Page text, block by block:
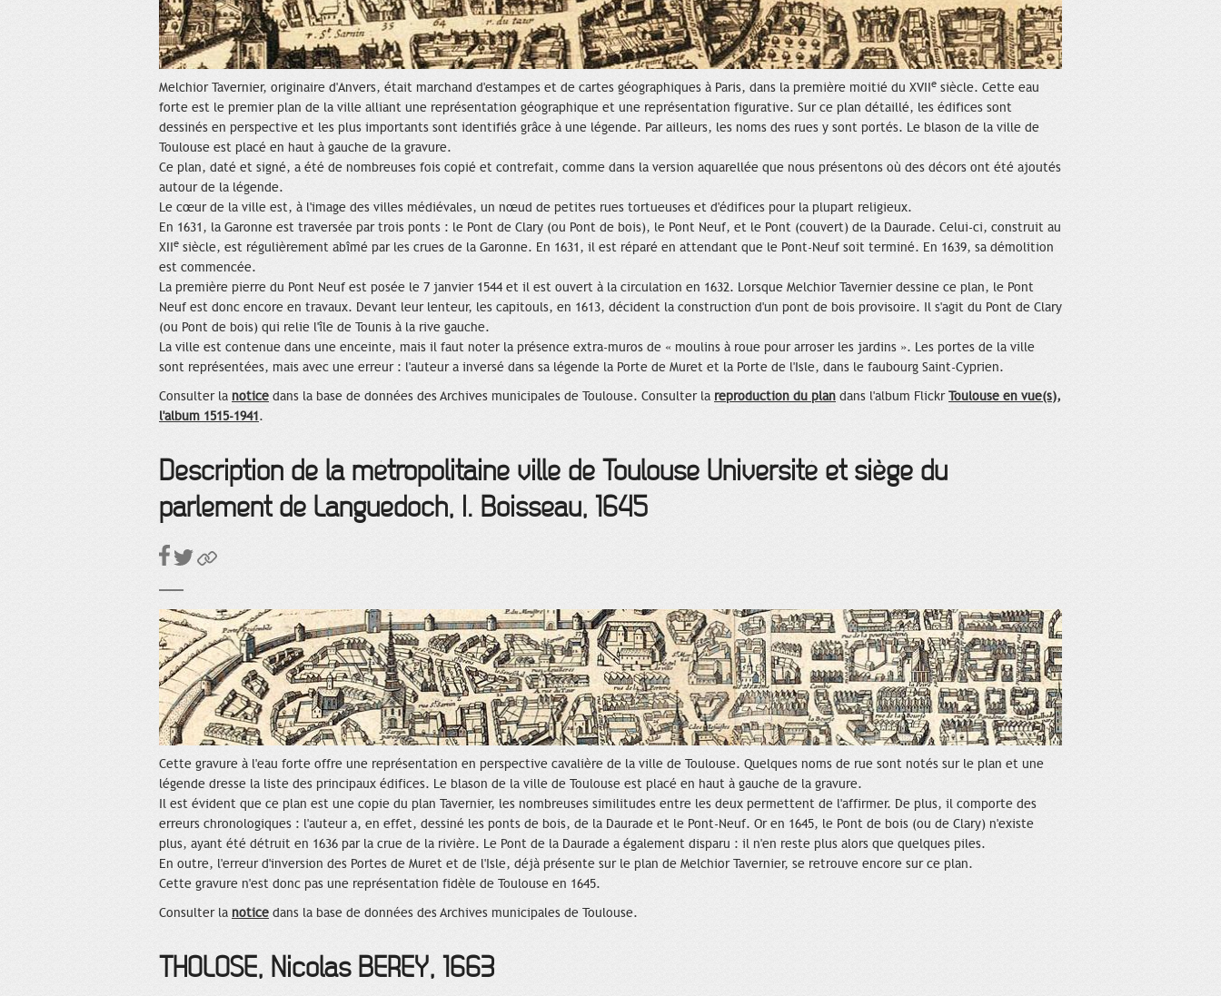
Melchior Tavernier, originaire d'Anvers, était marchand d'estampes et de cartes géographiques à Paris, dans la première moitié du XVIIe siècle. Cette eau
forte est le premier plan de la ville alliant une représentation géographique et une représentation figurative. Sur ce plan détaillé, les édifices sont
dessinés en perspective et les plus importants sont identifiés grâce à une légende. Par ailleurs, les noms des rues y sont portés. Le blason de la ville de
Toulouse est placé en haut à gauche de la gravure.
Ce plan, daté et signé, a été de nombreuses fois copié et contrefait, comme dans la version aquarellée que nous présentons où des décors ont été ajoutés
autour de la légende.
Le cœur de la ville est, à l'image des villes médiévales, un nœud de petites rues tortueuses et d'édifices pour la plupart religieux.
En 1631, la Garonne est traversée par trois ponts : le Pont de Clary (ou Pont de bois), le Pont Neuf, et le Pont (couvert) de la Daurade. Celui-ci, construit au
XIIe siècle, est régulièrement abîmé par les crues de la Garonne. En 1631, il est réparé en attendant que le Pont-Neuf soit terminé. En 1639, sa démolition
est commencée.
La première pierre du Pont Neuf est posée le 7 janvier 1544 et il est ouvert à la circulation en 1632. Lorsque Melchior Tavernier dessine ce plan, le Pont
Neuf est donc encore en travaux. Devant leur lenteur, les capitouls, en 1613, décident la construction d'un pont de bois provisoire. Il s'agit du Pont de Clary
(ou Pont de bois) qui relie l'île de Tounis à la rive gauche.
La ville est contenue dans une enceinte, mais il faut noter la présence extra-muros de « moulins à roue pour arroser les jardins ». Les portes de la ville
sont représentées, mais avec une erreur : l'auteur a inversé dans sa légende la Porte de Muret et la Porte de l'Isle, dans le faubourg Saint-Cyprien.
Consulter la notice dans la base de données des Archives municipales de Toulouse. Consulter la reproduction du plan dans l'album FlickrToulouse en vue(s),
l'album 1515-1941.
Description de la métropolitaine ville de Toulouse Université et siège du
parlement de Languedoch, I. Boisseau, 1645
Cette gravure à l'eau forte offre une représentation en perspective cavalière de la ville de Toulouse. Quelques noms de rue sont notés sur le plan et une
légende dresse la liste des principaux édifices. Le blason de la ville de Toulouse est placé en haut à gauche de la gravure.
Il est évident que ce plan est une copie du plan Tavernier, les nombreuses similitudes entre les deux permettent de l'affirmer. De plus, il comporte des
erreurs chronologiques : l'auteur a, en effet, dessiné les ponts de bois, de la Daurade et le Pont-Neuf. Or en 1645, le Pont de bois (ou de Clary) n'existe
plus, ayant été détruit en 1636 par la crue de la rivière. Le Pont de la Daurade a également disparu : il n'en reste plus alors que quelques piles.
En outre, l'erreur d'inversion des Portes de Muret et de l'Isle, déjà présente sur le plan de Melchior Tavernier, se retrouve encore sur ce plan.
Cette gravure n'est donc pas une représentation fidèle de Toulouse en 1645.
Consulter la notice dans la base de données des Archives municipales de Toulouse.
THOLOSE, Nicolas BEREY, 1663